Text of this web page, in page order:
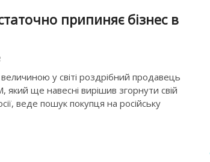
припиняє бізнес в
у світі роздрібний продавець
який ще навесні вирішив згорнути свій
веде пошук покупця на російську